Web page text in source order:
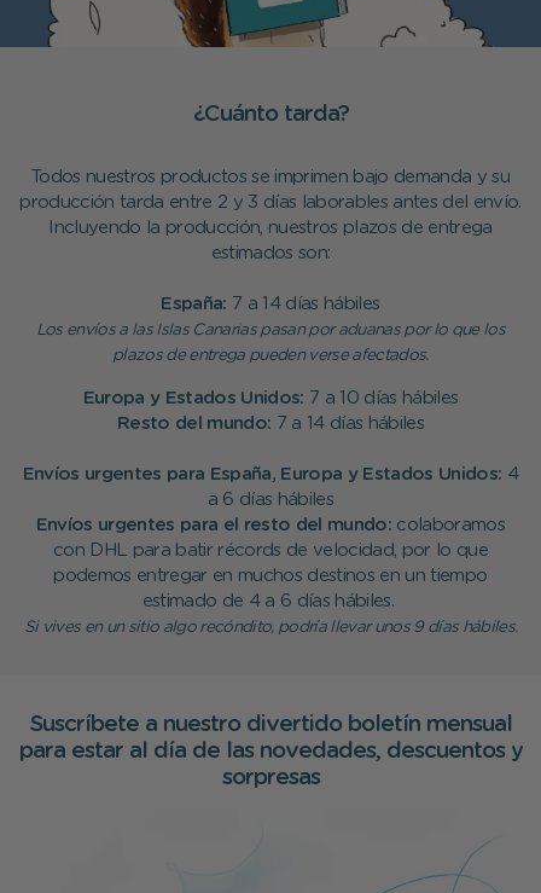
¿Cuánto tarda?
Todos nuestros productos se imprimen bajo demanda y su
producción tarda entre 2 y 3 días laborables antes del envío.
Incluyendo la producción, nuestros plazos de entrega
estimados son:
España: 7 a 14 días hábiles
Los envíos a las Islas Canarias pasan por aduanas por lo que los
plazos de entrega pueden verse afectados.
Europa y Estados Unidos: 7 a 10 días hábiles
Resto del mundo: 7 a 14 días hábiles
Envíos urgentes para España, Europa y Estados Unidos: 4
a 6 días hábiles
Envíos urgentes para el resto del mundo: colaboramos
con DHL para batir récords de velocidad, por lo que
podemos entregar en muchos destinos en un tiempo
estimado de 4 a 6 días hábiles.
Si vives en un sitio algo recóndito, podría llevar unos 9 días hábiles.
Suscríbete a nuestro divertido boletín mensual
para estar al día de las novedades, descuentos y
sorpresas